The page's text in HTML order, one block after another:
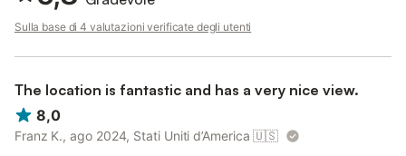
Sulla base di 4 valutazioni verificate degli utenti
The location is fantastic and has a very nice view.
8,0
Franz K., ago 2024, Stati Uniti d’America 🇺🇸